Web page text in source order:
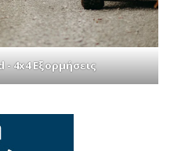
- 4x4 Εξορμήσεις